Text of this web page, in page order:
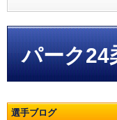
パーク24
選手ブログ